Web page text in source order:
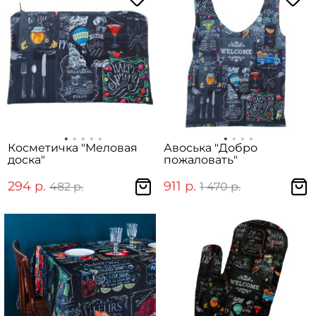
Косметичка "Меловая
доска"
294 р. 482 р.
Авоська "Добро
пожаловать"
911 р. 1 470 р.